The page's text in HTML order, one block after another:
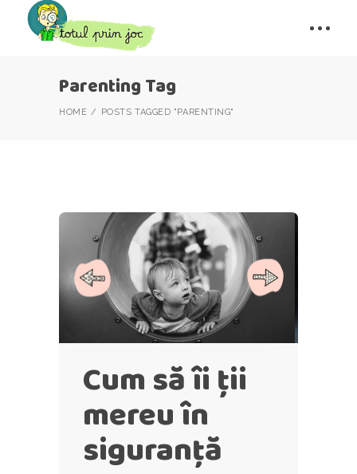
Parenting Tag
HOME POSTS TAGGED "PARENTING"
Cum să îi ții
mereu în
siguranță